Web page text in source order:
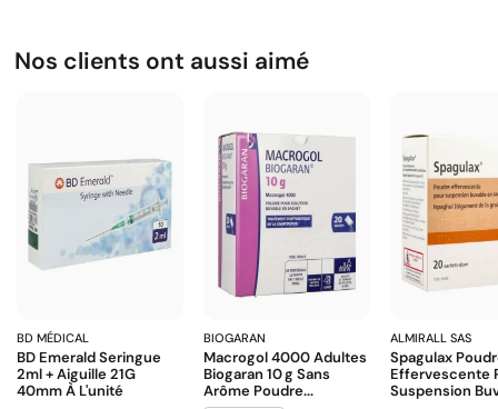
Nos clients ont aussi aimé
BD MÉDICAL
BD Emerald Seringue
2ml + Aiguille 21G
40mm À L'unité
BIOGARAN
Macrogol 4000 Adultes
Biogaran 10 G Sans
Arôme Poudre...
ALMIRALL SAS
Spagulax
Effervescente
Suspension